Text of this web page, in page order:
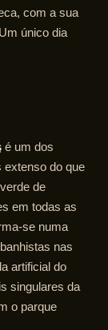
com a sua
único dia
é um dos
do que
de
em todas as
se numa
nas
artificial do
singulares da
o parque